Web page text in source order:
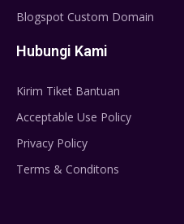
Blogspot Custom Domain
Hubungi Kami
Kirim Tiket Bantuan
Acceptable Use Policy
Privacy Policy
Terms & Conditons